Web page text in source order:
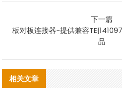
下一篇
板对板连接器-提供兼容
品
相关文章